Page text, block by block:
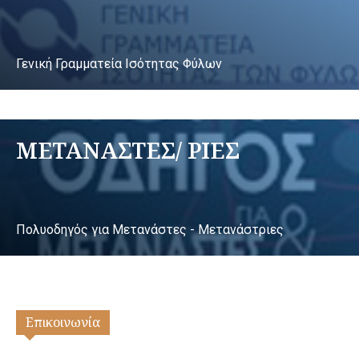
Γενική Γραμματεία Ισότητας Φύλων
ΜΕΤΑΝΑΣΤΕΣ/ ΡΙΕΣ
Πολυοδηγός για Μετανάστες - Μετανάστριες
Επικοινωνία